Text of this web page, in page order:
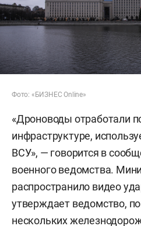
Фото: «БИЗНЕС Online»
«Дроноводы отработали
инфраструктуре,
ВСУ», — говорится в
военного ведомства.
распространило видео
утверждает ведомство,
нескольких